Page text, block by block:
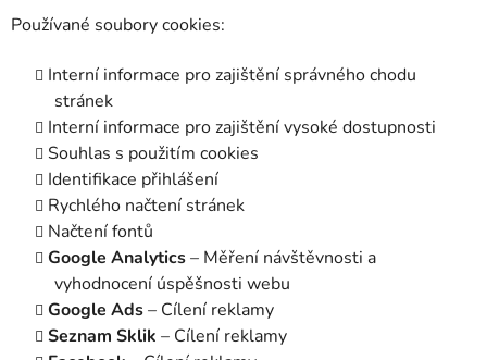
Používané soubory cookies:
Interní informace pro zajištění správného chodu
stránek
Interní informace pro zajištění vysoké dostupnosti
Souhlas s použitím cookies
Identifikace přihlášení
Rychlého načtení stránek
Načtení fontů
Google Analytics– Měření návštěvnosti a
vyhodnocení úspěšnosti webu
Google Ads– Cílení reklamy
Seznam Sklik – Cílení reklamy